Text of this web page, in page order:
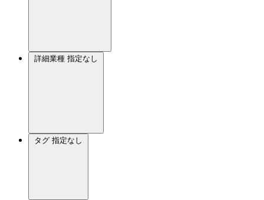
詳細業種 指定なし
タグ 指定なし